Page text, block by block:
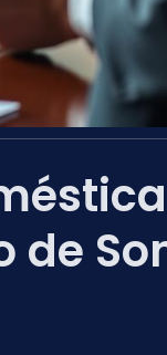
de